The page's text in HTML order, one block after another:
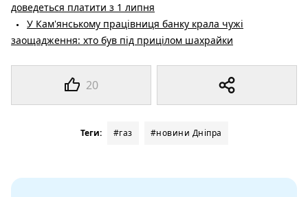
20
доведеться платити з 1 липня
У Кам'янському працівниця банку крала чужі
заощадження: хто був під прицілом шахрайки
Теги: #газ #новини Дніпра